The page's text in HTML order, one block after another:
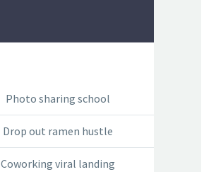
Photo sharing school
Drop out ramen hustle
Coworking viral landing